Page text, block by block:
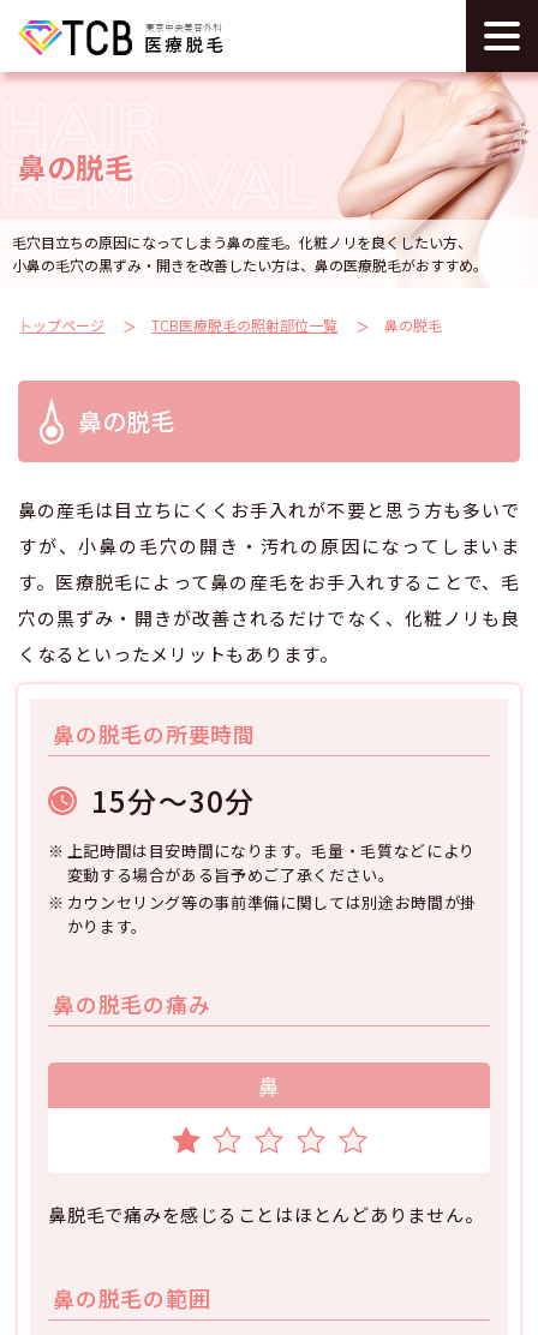
HAIR
REMOVAL
鼻の脱毛
毛穴目立ちの原因になってしまう鼻の産毛。化粧ノリを良くしたい方、
小鼻の毛穴の黒ずみ・開きを改善したい方は、鼻の医療脱毛がおすすめ。
トップページ TCB医療脱毛の照射部位一覧 鼻の脱毛
鼻の脱毛
鼻の産毛は目立ちにくくお手入れが不要と思う方も多いで
すが、小鼻の毛穴の開き・汚れの原因になってしまいま
す。医療脱毛によって鼻の産毛をお手入れすることで、毛
穴の黒ずみ・開きが改善されるだけでなく、化粧ノリも良
くなるといったメリットもあります。
鼻の脱毛の所要時間
15分～30分
上記時間は目安時間になります。毛量・毛質などにより
変動する場合がある旨予めご了承ください。
カウンセリング等の事前準備に関しては別途お時間が掛
かります。
鼻の脱毛の痛み
鼻
鼻脱毛で痛みを感じることはほとんどありません。
鼻の脱毛の範囲